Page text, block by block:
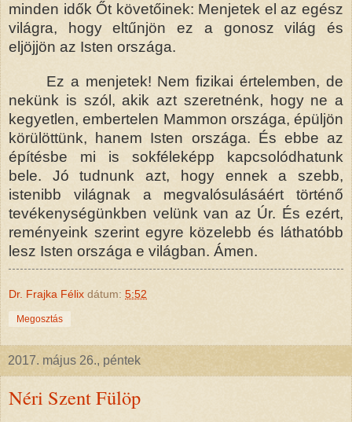
minden idők Őt követőinek: Menjetek el az egész
világra, hogy eltűnjön ez a gonosz világ és
eljöjjön az Isten országa.
Ez a menjetek! Nem fizikai értelemben, de
nekünk is szól, akik azt szeretnénk, hogy ne a
kegyetlen, embertelen Mammon országa, épüljön
körülöttünk, hanem Isten országa. És ebbe az
építésbe mi is sokféleképp kapcsolódhatunk
bele. Jó tudnunk azt, hogy ennek a szebb,
istenibb világnak a megvalósulásáért történő
tevékenységünkben velünk van az Úr. És ezért,
reményeink szerint egyre közelebb és láthatóbb
lesz Isten országa e világban. Ámen.
Dr. Frajka Félix dátum: 5:52
Megosztás
2017. május 26., péntek
Néri Szent Fülöp